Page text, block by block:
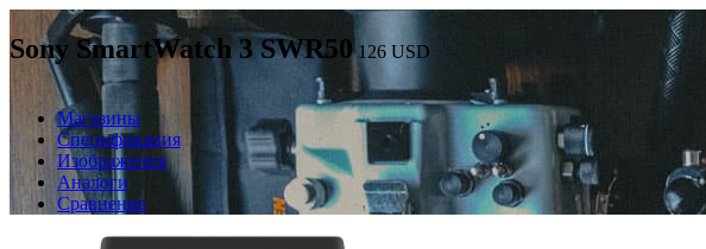
Sony SmartWatch 3 SWR50 126 USD
Магазины
Спецификация
Изображения
Аналоги
Сравнение